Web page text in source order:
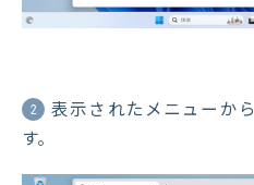
2 表示されたメニューから
す。